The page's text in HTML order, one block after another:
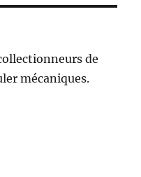
de
mécaniques.